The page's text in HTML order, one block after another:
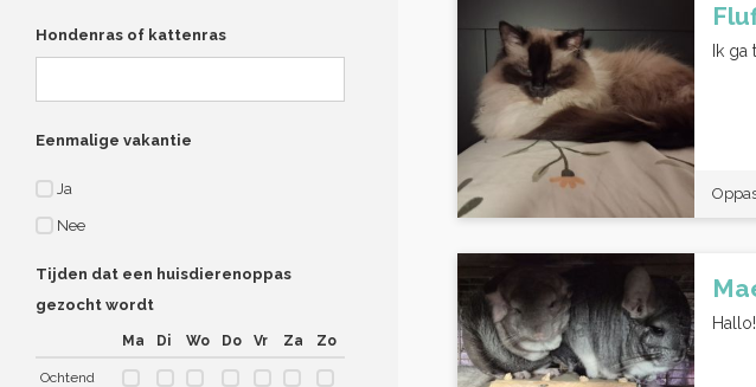
Hondenras of kattenras
Eenmalige vakantie
Ja
Nee
Tijden dat een huisdierenoppas
gezocht wordt
Ma Di Wo Do Vr Za Zo
Ochtend
Ik